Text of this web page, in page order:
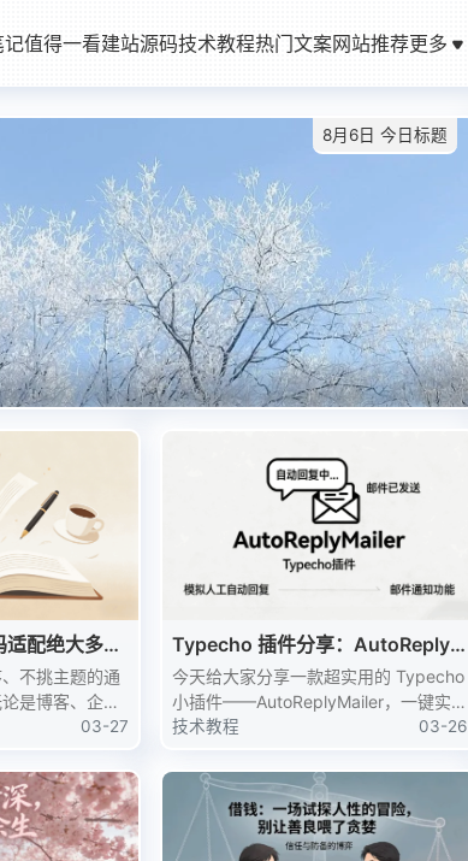
记值得一看建站源码技术教程热门文案网站推荐更多
8月6日 今日标题
配绝大多数
不挑主题的通
是博客、企业
，只要是网页
端自动隐藏、
...
03-27
Typecho 插件分享：AutoReply
Mailer 评论自动回复 + 邮件通知
今天给大家分享一款超实用的 Typecho
小插件——AutoReplyMailer，一键实
现评论自动回复 + 邮件双向通知，懒人
条随机话术，可设置延迟回复​邮...
技术教程 03-26